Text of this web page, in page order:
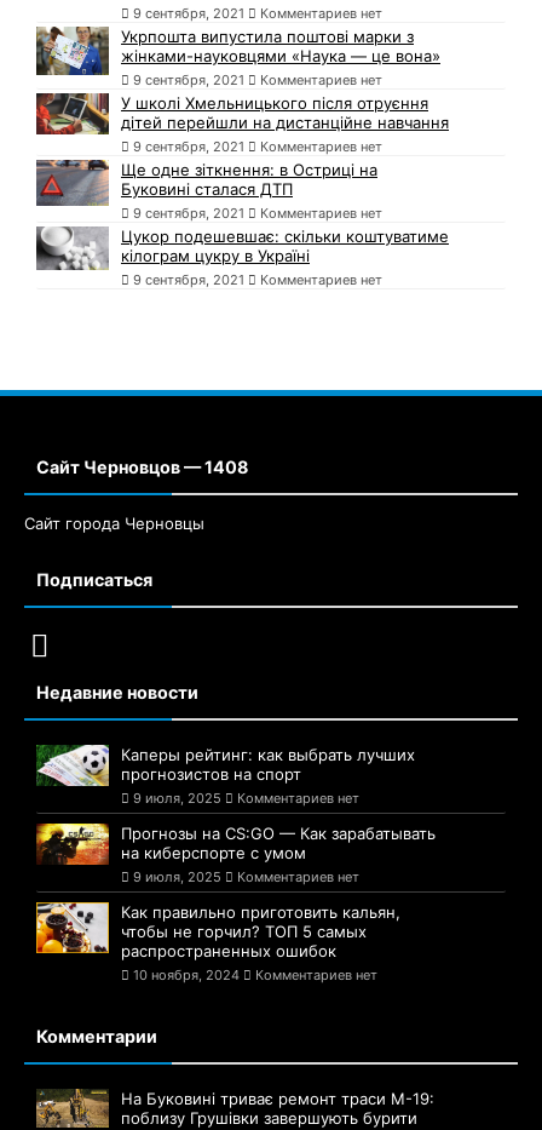
9 сентября, 2021 Комментариев нет
Укрпошта випустила поштові марки з
жінками-науковцями «Наука — це вона»
9 сентября, 2021 Комментариев нет
У школі Хмельницького після отруєння
дітей перейшли на дистанційне навчання
9 сентября, 2021 Комментариев нет
Ще одне зіткнення: в Остриці на
Буковині сталася ДТП
9 сентября, 2021 Комментариев нет
Цукор подешевшає: скільки коштуватиме
кілограм цукру в Україні
9 сентября, 2021 Комментариев нет
Сайт Черновцов — 1408
Сайт города Черновцы
Подписаться
Недавние новости
Каперы рейтинг: как выбрать лучших
прогнозистов на спорт
9 июля, 2025 Комментариев нет
Прогнозы на CS:GO — Как зарабатывать
на киберспорте с умом
9 июля, 2025 Комментариев нет
Как правильно приготовить кальян,
чтобы не горчил? ТОП 5 самых
распространенных ошибок
10 ноября, 2024 Комментариев нет
Комментарии
На Буковині триває ремонт траси М-19:
поблизу Грушівки завершують бурити